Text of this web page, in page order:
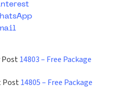
Post 14803 – Free Package
Post 14805 – Free Package